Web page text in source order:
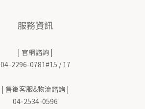
服務資訊
| 官網諮詢 |
04-2296-0781#15 / 17
| 售後客服&物流諮詢 |
04-2534-0596